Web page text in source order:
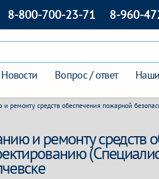
8-800-700-23-71 8-960-
Новости Вопрос / ответ
ремонту средств обеспечения пожарной
и ремонту средств